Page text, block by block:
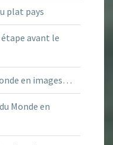
plat pays
avant le
en images…
Monde en